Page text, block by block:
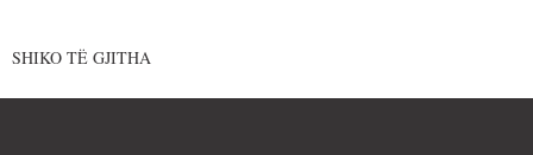
SHIKO TË GJITHA